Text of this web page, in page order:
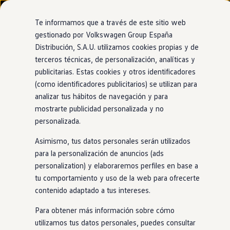
Ir
directamente
al contenido
Ir
directamente
al pie de
página
Nuevo ID. Cross
Vehículos Comerciales
Compra y ofertas
Volkswagen nuevo en stock
Volkswagen de ocasión
Financiación
My Renting
My Way
Seguros
Empresas
Autoescuelas
Eléctricos e híbridos
Más sobre híbridos
Plan Auto +
Etiquetas DGT
Simulador de autonomía, carga y ahorro
Carga y autonomía
Soluciones de carga
Tarifas de carga
Carga en casa
Modos de carga
Concesionario y taller oficial de Volkswagen
Sala Hermanos Alicante -
Ocaña
Te informamos que a través de este sitio web
gestionado por Volkswagen Group España
Distribución, S.A.U. utilizamos cookies propias y de
terceros técnicas, de personalización, analíticas y
publicitarias. Estas cookies y otros identificadores
(como identificadores publicitarios) se utilizan para
analizar tus hábitos de navegación y para
mostrarte publicidad personalizada y no
personalizada.
Asimismo, tus datos personales serán utilizados
para la personalización de anuncios (ads
personalization) y elaboraremos perfiles en base a
tu comportamiento y uso de la web para ofrecerte
contenido adaptado a tus intereses.
Para obtener más información sobre cómo
utilizamos tus datos personales, puedes consultar